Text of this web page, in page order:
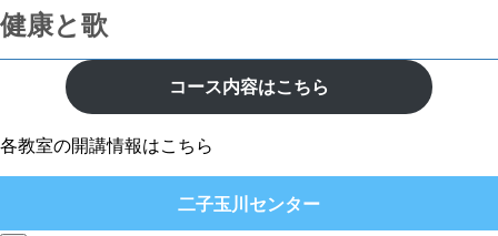
健康と歌
コース内容はこちら
各教室の開講情報はこちら
二子玉川センター